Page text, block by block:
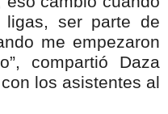
ligas, ser parte de
me empezaron
compartió Daza
los asistentes al